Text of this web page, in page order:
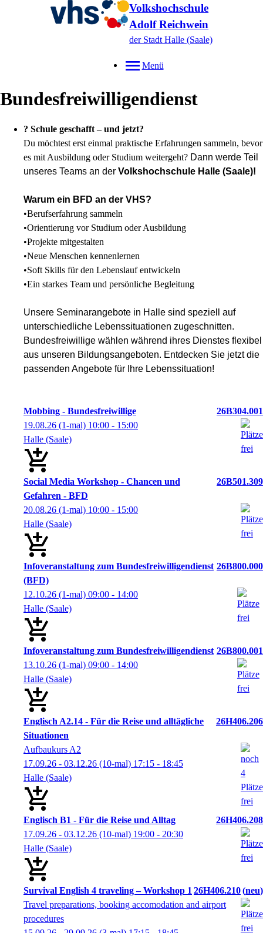
Volkshochschule
Adolf Reichwein
der Stadt Halle (Saale)
Menü
Bundesfreiwilligendienst
? Schule geschafft – und jetzt?
Du möchtest erst einmal praktische Erfahrungen sammeln, bevor
es mit Ausbildung oder Studium weitergeht? Dann werde Teil
unseres Teams an der Volkshochschule Halle (Saale)!
Warum ein BFD an der VHS?
•Berufserfahrung sammeln
•Orientierung vor Studium oder Ausbildung
•Projekte mitgestalten
•Neue Menschen kennenlernen
•Soft Skills für den Lebenslauf entwickeln
•Ein starkes Team und persönliche Begleitung
Unsere Seminarangebote in Halle sind speziell auf
unterschiedliche Lebenssituationen zugeschnitten.
Bundesfreiwillige wählen während ihres Dienstes flexibel
aus unseren Bildungsangeboten. Entdecken Sie jetzt die
passenden Angebote für Ihre Lebenssituation!
Mobbing - Bundesfreiwillige
26B304.001
19.08.26 (1-mal) 10:00 - 15:00
Halle (Saale)
Social Media Workshop - Chancen und
Gefahren - BFD
26B501.309
20.08.26 (1-mal) 10:00 - 15:00
Halle (Saale)
Infoveranstaltung zum Bundesfreiwilligendienst
(BFD)
26B800.000
12.10.26 (1-mal) 09:00 - 14:00
Halle (Saale)
Infoveranstaltung zum Bundesfreiwilligendienst 26B800.001
13.10.26 (1-mal) 09:00 - 14:00
Halle (Saale)
Englisch A2.14 - Für die Reise und alltägliche
Situationen
26H406.206
Aufbaukurs A2
17.09.26 - 03.12.26 (10-mal) 17:15 - 18:45
Halle (Saale)
Englisch B1 - Für die Reise und Alltag
26H406.208
17.09.26 - 03.12.26 (10-mal) 19:00 - 20:30
Halle (Saale)
Survival English 4 traveling – Workshop 1 26H406.210 neu
Travel preparations, booking accomodation and airport
procedures